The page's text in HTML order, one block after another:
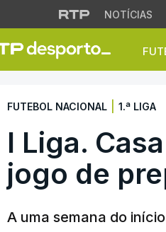
NOTÍCIAS
I Liga.
FUTEBOL NACIONAL 1.ª LIGA
I Liga.
jogo de
A uma semana do